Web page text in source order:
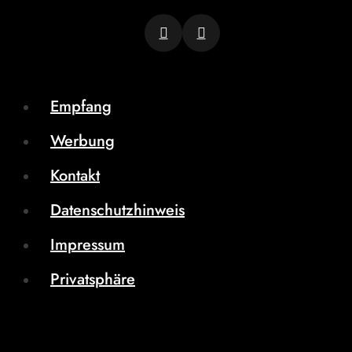
Empfang
Werbung
Kontakt
Datenschutzhinweis
Impressum
Privatsphäre